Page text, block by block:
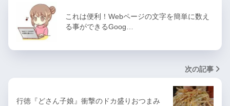
これは便利！Webページの文字を簡単に数え
る事ができるGoog…
次の記事
行徳『どさん子娘』衝撃のドカ盛りおつまみ